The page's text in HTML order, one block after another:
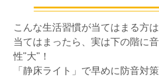
こんな生活習慣が当てはまる方は
当てはまったら、実は下の階に
性"大"！
「静床ライト」で早めに防音対